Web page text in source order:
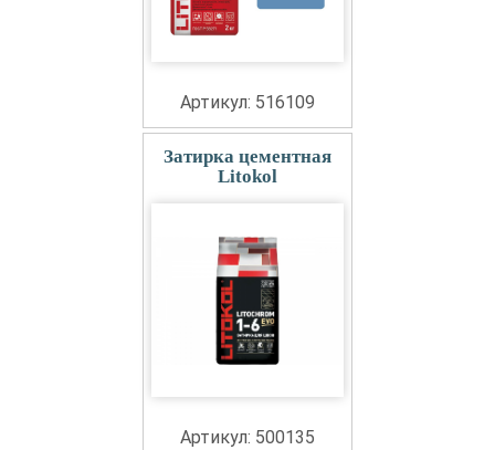
Артикул: 516109
Затирка цементная
Litokol
Артикул: 500135